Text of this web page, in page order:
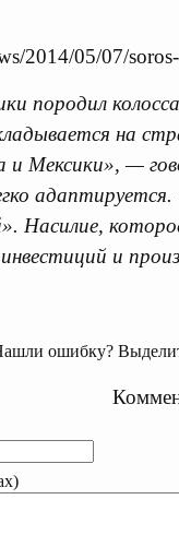
2014/05/07/
породил
на
и Мексики», —
Насилие,
и
ошибку?